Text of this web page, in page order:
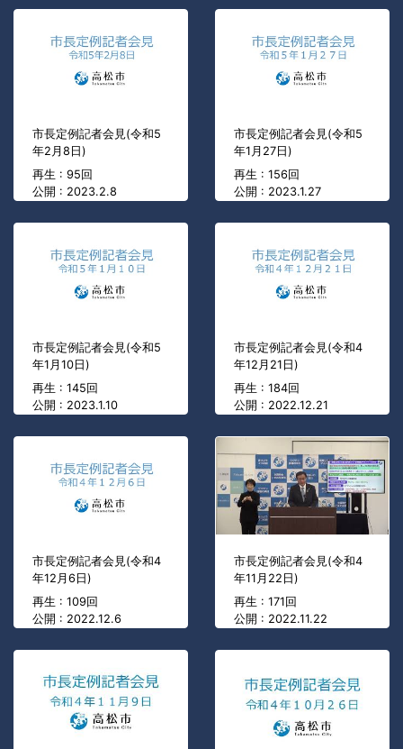
市長定例記者会見(令和5
年2月8日)
再生 : 95回
公開 : 2023.2.8
市長定例記者会見(令和5
年1月27日)
再生 : 156回
公開 : 2023.1.27
市長定例記者会見(令和5
年1月10日)
再生 : 145回
公開 : 2023.1.10
市長定例記者会見(令和4
年12月21日)
再生 : 184回
公開 : 2022.12.21
市長定例記者会見(令和4
年12月6日)
再生 : 109回
公開 : 2022.12.6
市長定例記者会見(令和4
年11月22日)
再生 : 171回
公開 : 2022.11.22